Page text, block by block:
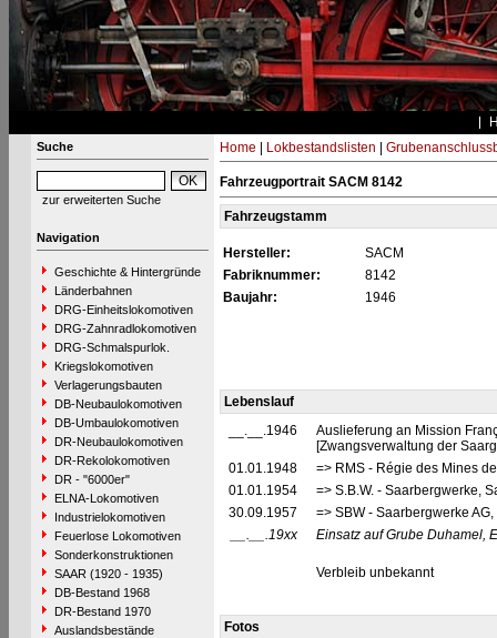
Suche
zur erweiterten Suche
Navigation
Geschichte & Hintergründe
Länderbahnen
DRG-Einheitslokomotiven
DRG-Zahnradlokomotiven
DRG-Schmalspurlok.
Kriegslokomotiven
Verlagerungsbauten
DB-Neubaulokomotiven
DB-Umbaulokomotiven
DR-Neubaulokomotiven
DR-Rekolokomotiven
DR - "6000er"
ELNA-Lokomotiven
Industrielokomotiven
Feuerlose Lokomotiven
Sonderkonstruktionen
SAAR (1920 - 1935)
DB-Bestand 1968
DR-Bestand 1970
Auslandsbestände
Home Lokbestandslisten
Fahrzeugportrait SACM 8142
Fahrzeugstamm
Hersteller:
SACM
Fabriknummer:
8142
Baujahr:
1946
Lebenslauf
__.__.1946
Auslieferung an Mission
[Zwangsverwaltung der
01.01.1948
=> RMS - Régie des Mines
01.01.1954
=> S.B.W. - Saarbergwerke,
30.09.1957
=> SBW - Saarbergwerke
__.__.19xx
Einsatz auf Grube Duhamel,
Verbleib unbekannt
Fotos